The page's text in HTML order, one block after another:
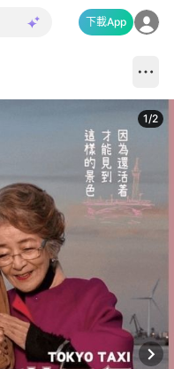
下載App
1/2